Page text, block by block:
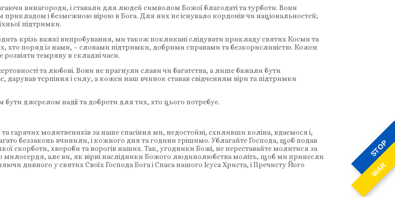
STOP
WAR
винагороди, і ставали для людей символом Божої благодаті та турботи. Вони
і безмежною вірою в Бога. Для них не існувало кордонів чи національностей;
підтримки.
крізь важкі випробування, ми також покликані слідувати прикладу святих Косми та
хто поряд із нами, – словами підтримки, добрими справами та безкорисливістю. Кожен
темряву в складні часи.
та любові. Вони не прагнули слави чи багатства, а лише бажали бути
терпіння і силу, а кожен наш вчинок ставав свідченням віри та підтримки
бути джерелом надії та доброти для тих, хто цього потребує.
гарячих молитвеників за наше спасіння ми, недостойні, схиливши коліна, вдаємося і,
беззаконь вчинили, і кожного дня та години грішимо. Ублагайте Господа, щоб подав
скорботи, хвороби та ворогів наших. Так, угодники Божі, не переставайте молитися за
милосердя, але ви, як вірні наслідники Божого людинолюбства моліть, щоб ми принесли
дивного у святих Своїх Господа Бога і Спаса нашого Ісуса Христа, і Пречисту Його